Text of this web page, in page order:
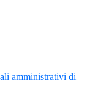
amministrativi di